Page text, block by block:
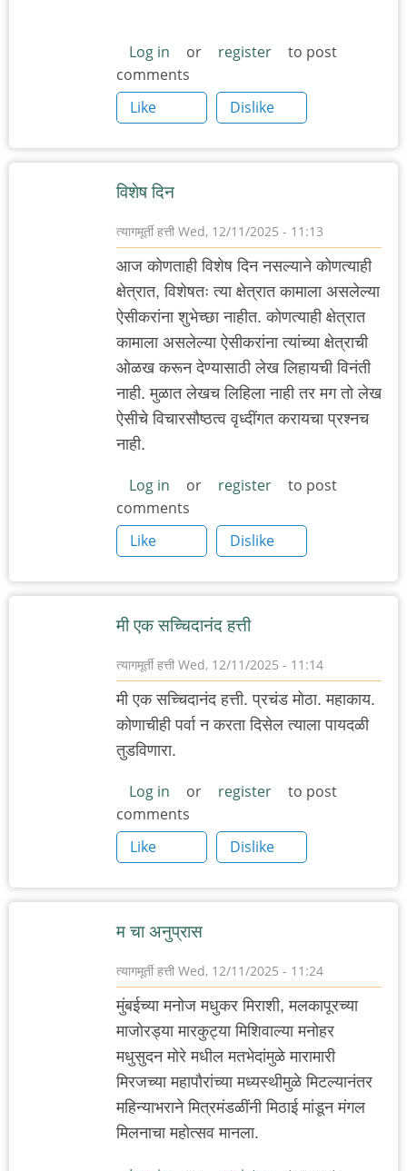
Log in or register
to post
comments
Like
Dislike
विशेष दिन
त्यागमूर्ती हत्ती Wed, 12/11/2025 - 11:13
आज कोणताही विशेष दिन नसल्याने कोणत्याही
क्षेत्रात, विशेषतः त्या क्षेत्रात कामाला असलेल्या
ऐसीकरांना शुभेच्छा नाहीत. कोणत्याही क्षेत्रात
कामाला असलेल्या ऐसीकरांना त्यांच्या क्षेत्राची
ओळख करून देण्यासाठी लेख लिहायची विनंती
नाही. मुळात लेखच लिहिला नाही तर मग तो लेख
ऐसीचे विचारसौष्ठत्व वृध्दींगत करायचा प्रश्नच
नाही.
Log in or register
to post
comments
Like
Dislike
मी एक सच्चिदानंद हत्ती
त्यागमूर्ती हत्ती Wed, 12/11/2025 - 11:14
मी एक सच्चिदानंद हत्ती. प्रचंड मोठा. महाकाय.
कोणाचीही पर्वा न करता दिसेल त्याला पायदळी
तुडविणारा.
Log in or register
to post
comments
Like
Dislike
म चा अनुप्रास
त्यागमूर्ती हत्ती Wed, 12/11/2025 - 11:24
मुंबईच्या मनोज मधुकर मिराशी, मलकापूरच्या
माजोरड्या मारकुट्या मिशिवाल्या मनोहर
मधुसुदन मोरे मधील मतभेदांमुळे मारामारी
मिरजच्या महापौरांच्या मध्यस्थीमुळे मिटल्यानंतर
महिन्याभराने मित्रमंडळींनी मिठाई मांडून मंगल
मिलनाचा महोत्सव मानला.